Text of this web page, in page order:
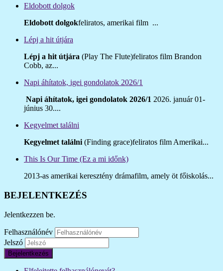
Eldobott dolgok
Eldobott dolgokfeliratos, amerikai film ...
Lépj a hit útjára
Lépj a hit útjára (Play The Flute)feliratos film Brandon
Cobb, az...
Napi áhítatok, igei gondolatok 2026/1
Napi áhítatok, igei gondolatok 2026/1 2026. január 01-
június 30....
Kegyelmet találni
Kegyelmet találni (Finding grace)feliratos film Amerikai...
This Is Our Time (Ez a mi időnk)
2013-as amerikai keresztény drámafilm, amely öt főiskolás...
BEJELENTKEZÉS
Jelentkezzen be.
Felhasználónév
Jelszó
Bejelentkezés